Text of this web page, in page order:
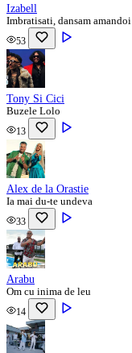
Izabell
Imbratisati, dansam amandoi
53
Tony Si Cici
Buzele Lolo
13
Alex de la Orastie
Ia mai du-te undeva
33
Arabu
Om cu inima de leu
14